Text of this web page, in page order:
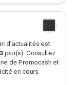
d’actualités est
jour(s). Consultez
de Promocash et
en cours.